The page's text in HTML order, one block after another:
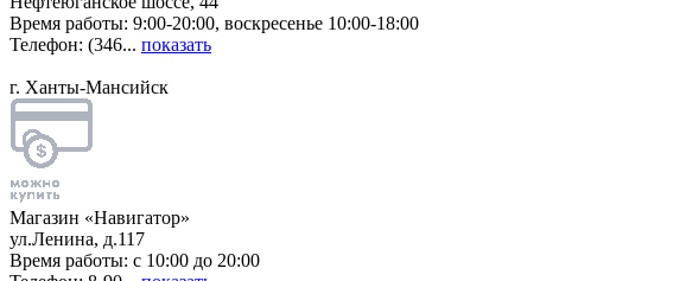
Время работы: 9:00-20:00, воскресенье 10:00-18:00
Телефон: (346... показать
г. Ханты-Мансийск
Магазин «Навигатор»
ул.Ленина, д.117
Время работы: с 10:00 до 20:00